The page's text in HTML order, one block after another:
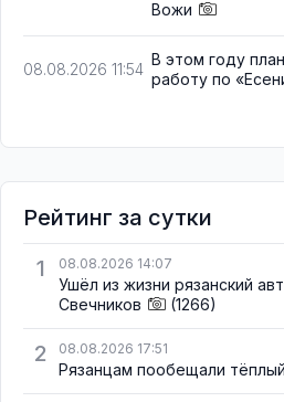
Вожи
08.08.2026 11:54
В этом году
работу по
Рейтинг за сутки
1
08.08.2026 14:07
Ушёл из жизни рязанский
Свечников
(1266)
2 08.08.2026 17:51
Рязанцам пообещали